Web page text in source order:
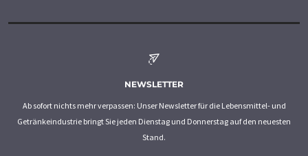
NEWSLETTER
Ab sofort nichts mehr verpassen: Unser Newsletter für die Lebensmittel- und
Getränkeindustrie bringt Sie jeden Dienstag und Donnerstag auf den neuesten
Stand.